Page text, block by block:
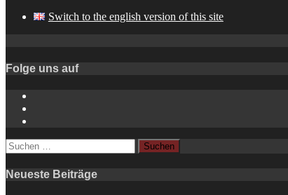
Switch to the english version of this site
Folge uns auf
Suchen
nach:
Neueste Beiträge